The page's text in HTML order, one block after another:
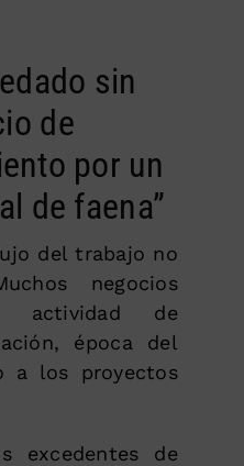
sin
de
por un
de faena”
del trabajo no
negocios
actividad de
época del
a los proyectos
excedentes de